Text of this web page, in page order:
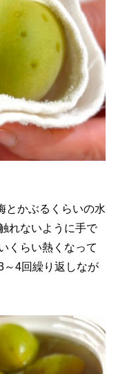
とかぶるくらいの水
れないように手で
くらい熱くなって
～4回繰り返しなが